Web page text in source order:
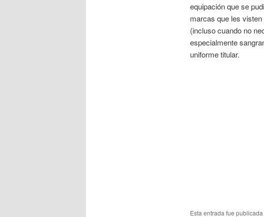
equipación que se
marcas que les
(incluso cuando no
especialmente
uniforme titular.
Esta entrada fue publicada